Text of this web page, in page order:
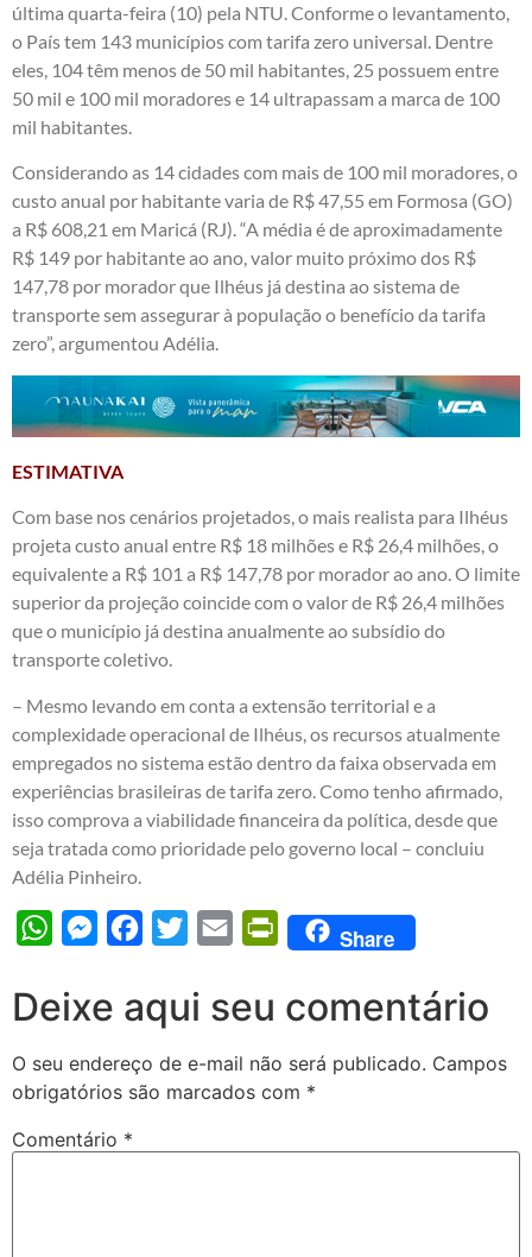
última quarta-feira (10) pela NTU. Conforme o levantamento,
o País tem 143 municípios com tarifa zero universal. Dentre
eles, 104 têm menos de 50 mil habitantes, 25 possuem entre
50 mil e 100 mil moradores e 14 ultrapassam a marca de 100
mil habitantes.
Considerando as 14 cidades com mais de 100 mil moradores, o
custo anual por habitante varia de R$ 47,55 em Formosa (GO)
a R$ 608,21 em Maricá (RJ). “A média é de aproximadamente
R$ 149 por habitante ao ano, valor muito próximo dos R$
147,78 por morador que Ilhéus já destina ao sistema de
transporte sem assegurar à população o benefício da tarifa
zero”, argumentou Adélia.
ESTIMATIVA
Com base nos cenários projetados, o mais realista para Ilhéus
projeta custo anual entre R$ 18 milhões e R$ 26,4 milhões, o
equivalente a R$ 101 a R$ 147,78 por morador ao ano. O limite
superior da projeção coincide com o valor de R$ 26,4 milhões
que o município já destina anualmente ao subsídio do
transporte coletivo.
– Mesmo levando em conta a extensão territorial e a
complexidade operacional de Ilhéus, os recursos atualmente
empregados no sistema estão dentro da faixa observada em
experiências brasileiras de tarifa zero. Como tenho afirmado,
isso comprova a viabilidade financeira da política, desde que
seja tratada como prioridade pelo governo local – concluiu
Adélia Pinheiro.
WhatsAppMessengerFacebook
Twitter Email PrintFriendly
Share
Deixe aqui seu comentário
O seu endereço de e-mail não será publicado. Campos
obrigatórios são marcados com *
Comentário *